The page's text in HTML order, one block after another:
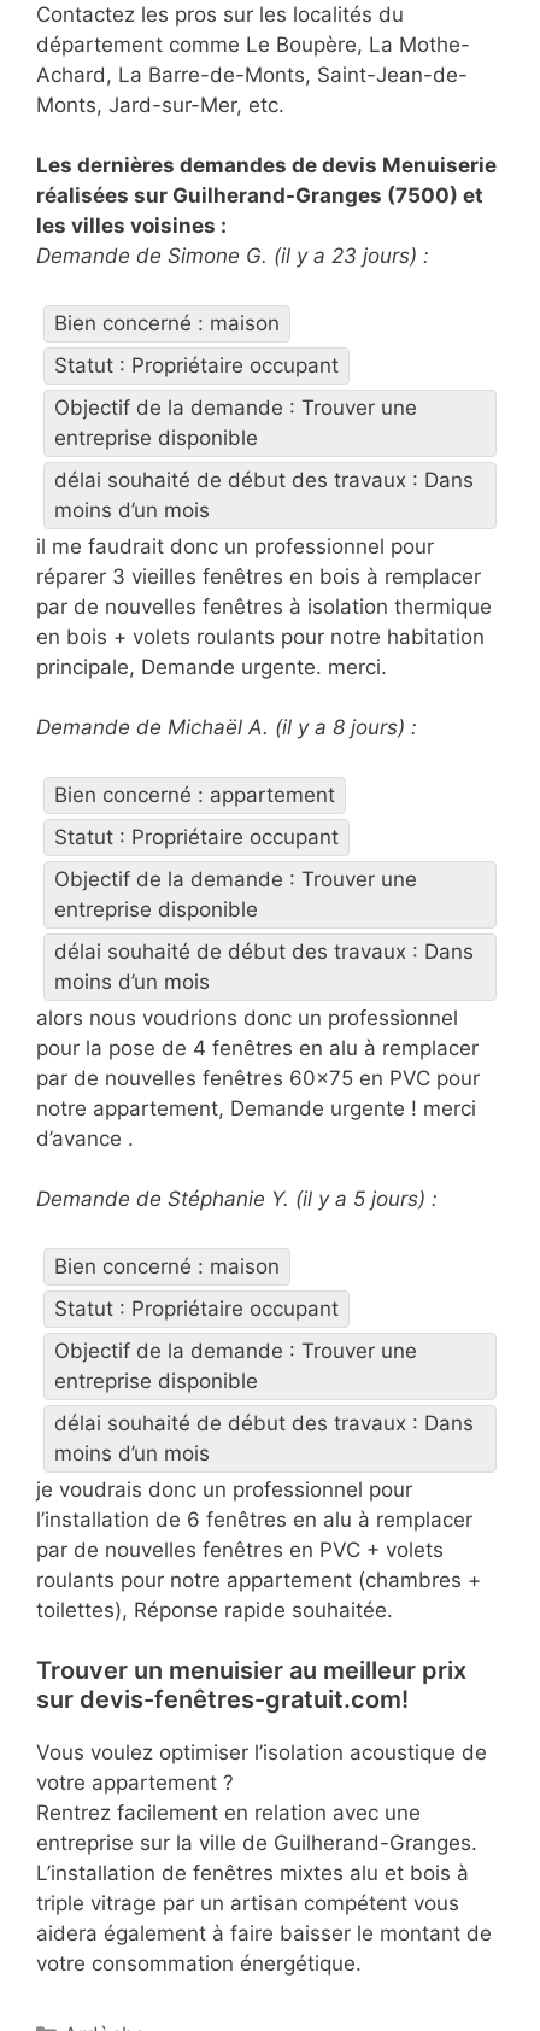
Contactez les pros sur les localités du
département comme Le Boupère, La Mothe-
Achard, La Barre-de-Monts, Saint-Jean-de-
Monts, Jard-sur-Mer, etc.
Les dernières demandes de devis Menuiserie
réalisées sur Guilherand-Granges (7500) et
les villes voisines :
Demande de Simone G. (il y a 23 jours) :
Bien concerné : maison
Statut : Propriétaire occupant
Objectif de la demande : Trouver une
entreprise disponible
délai souhaité de début des travaux : Dans
moins d’un mois
il me faudrait donc un professionnel pour
réparer 3 vieilles fenêtres en bois à remplacer
par de nouvelles fenêtres à isolation thermique
en bois + volets roulants pour notre habitation
principale, Demande urgente. merci.
Demande de Michaël A. (il y a 8 jours) :
Bien concerné : appartement
Statut : Propriétaire occupant
Objectif de la demande : Trouver une
entreprise disponible
délai souhaité de début des travaux : Dans
moins d’un mois
alors nous voudrions donc un professionnel
pour la pose de 4 fenêtres en alu à remplacer
par de nouvelles fenêtres 60×75 en PVC pour
notre appartement, Demande urgente ! merci
d’avance .
Demande de Stéphanie Y. (il y a 5 jours) :
Bien concerné : maison
Statut : Propriétaire occupant
Objectif de la demande : Trouver une
entreprise disponible
délai souhaité de début des travaux : Dans
moins d’un mois
je voudrais donc un professionnel pour
l’installation de 6 fenêtres en alu à remplacer
par de nouvelles fenêtres en PVC + volets
roulants pour notre appartement (chambres +
toilettes), Réponse rapide souhaitée.
Trouver un menuisier au meilleur prix
sur devis-fenêtres-gratuit.com!
Vous voulez optimiser l’isolation acoustique de
votre appartement ?
Rentrez facilement en relation avec une
entreprise sur la ville de Guilherand-Granges.
L’installation de fenêtres mixtes alu et bois à
triple vitrage par un artisan compétent vous
aidera également à faire baisser le montant de
votre consommation énergétique.